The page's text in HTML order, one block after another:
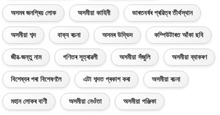
অসমৰ জনপ্ৰিয় লোক অসমীয়া কাহিনী ভাৰতবৰ্ষৰ প্ৰৱিত্ৰ তীৰ্থস্থান
অসমীয়া শব্দ বাক্য ৰচনা অসমৰ উদ্ভিদ কম্পিউটাৰত আঁকা ছবি
জীৱ-জন্তু নাম গণিতৰ সূত্ৰাৱলী অসমীয়া সঁজুলি অসমীয়া ব্যাকৰণ
বিশেষ্যৰ পৰা বিশেষণলৈ এটা শব্দত প্ৰকাশ কৰা অসমীয়া ৰচনা
মহান লোকৰ বাণী অসমীয়া নেওঁতা অসমীয়া পঞ্জিকা